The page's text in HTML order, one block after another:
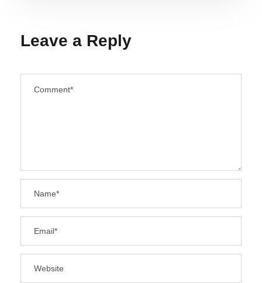
Leave a Reply